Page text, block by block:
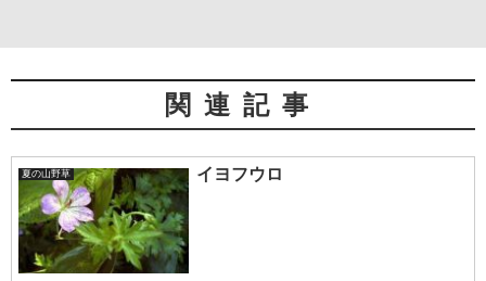
関連記事
夏の山野草 イヨフウロ